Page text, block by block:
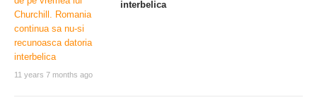
11 years 7 months ago
interbelica